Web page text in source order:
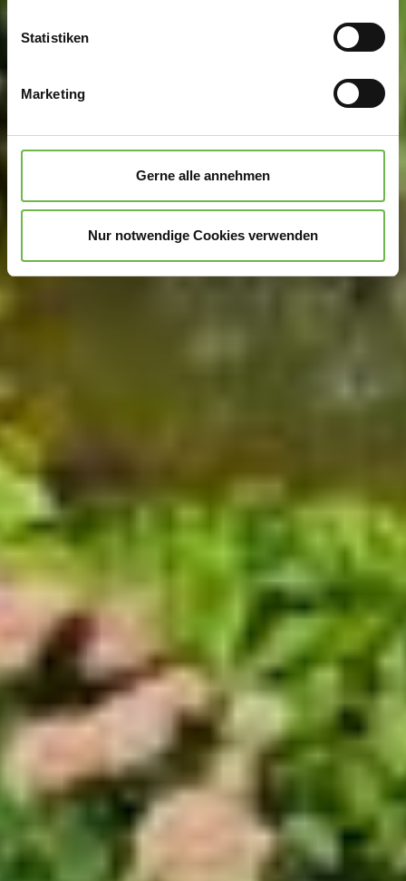
können
bestimmten Merkmalen (Fingerprinting) identifizieren
Erfahren Sie mehr darüber, wie Ihre persönlichen Daten
Abschnitt Einzelheitenfest.
personalisieren, Funktionen für soziale Medien anbieten
zu können und die Zugriffe auf unsere Website zu
analysieren.Danke, dass Sie uns in unserer Arbeit
unterstützen!
oder Marketing ankreuzen und auf „Auswahl manuell
1 S. 1 lit. a DSGVO ein, dass Ihre Daten in den USA
verarbeitet werden. Die USA werden vom Europäischen
Gerichtshof als ein Land mit einem nach EU-Standards
unzureichendem Datenschutzniveau eingeschätzt. Es
besteht insbesondere das Risiko, dass Ihre Daten durch
US-Behörden, zu Kontroll- und zu
Überwachungszwecken, möglicherweise auch ohne
Rechtsbehelfsmöglichkeiten, verarbeitet werden können.
Wenn Sie auf "Auswahl manuell festlegen" klicken und
keine der optionalen Boxen (Präferenzen, Statistiken
oder Marketing ausgewählt haben, findet die vorgehend
beschriebene Übermittlung nicht statt. Weitere
Informationen erhalten Sie in unseren
Datenschutzhinweisen.
Ausführlich informieren wir Sie darüber gerne hier:
Datenschutz|Impressum
Statistiken
Marketing
Gerne alle annehmen
Nur notwendige Cookies verwenden